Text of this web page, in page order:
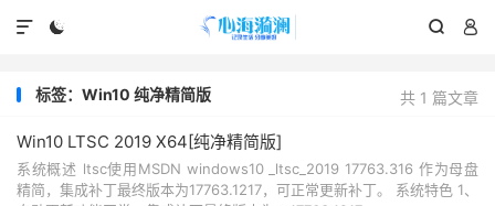
  

共 1 篇文章
标签：Win10 纯净精简版
Win10 LTSC 2019 X64[纯净精简版]
系统概述 ltsc使用MSDN windows10 _ltsc_2019 17763.316 作为母盘
精简，集成补丁最终版本为17763.1217，可正常更新补丁。 系统特色 1、